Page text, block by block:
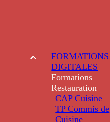
FORMATIONS
DIGITALES
Formations
Restauration
CAP Cuisine
TP Commis de
Cuisine